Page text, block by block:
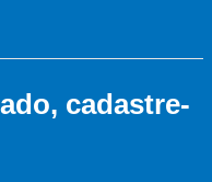
cadastre-